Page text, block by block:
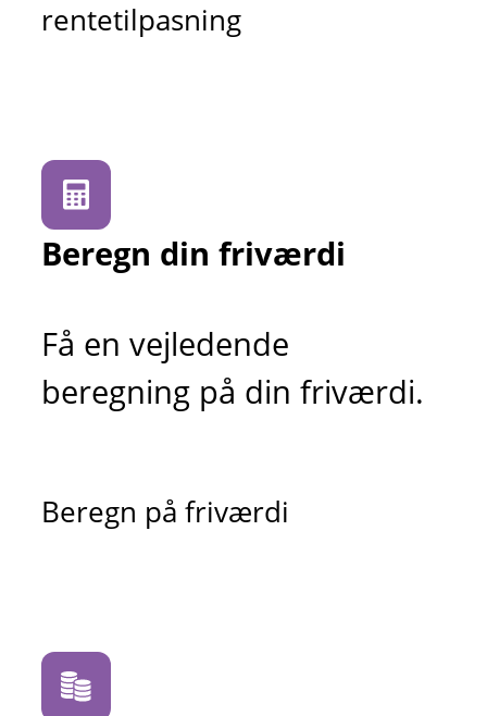
rentetilpasning
Beregn din friværdi
Få en vejledende
beregning på din friværdi.
Beregn på friværdi